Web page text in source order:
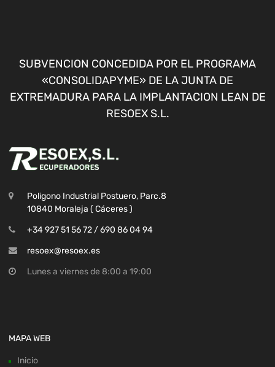
SUBVENCION CONCEDIDA POR EL PROGRAMA
«CONSOLIDAPYME» DE LA JUNTA DE
EXTREMADURA PARA LA IMPLANTACION LEAN DE
RESOEX S.L.
Poligono Industrial Postuero, Parc.8
10840 Moraleja ( Cáceres )
+34 927 51 56 72 / 690 86 04 94
resoex@resoex.es
Lunes a viernes de 8:00 a 19:00
MAPA WEB
Inicio